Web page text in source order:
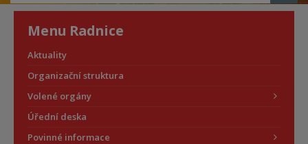
Menu Radnice
Aktuality
Organizační struktura
Volené orgány
Úřední deska
Povinné informace